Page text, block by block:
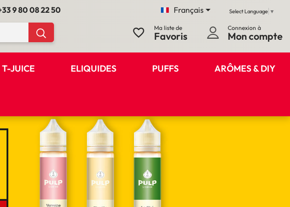
9 80 08 22 50 Français Select Language ▼
favorite_border Ma liste de
Favoris
Connexion à
Mon compte
T-JUICE ELIQUIDES PUFFS ARÔMES & DIY